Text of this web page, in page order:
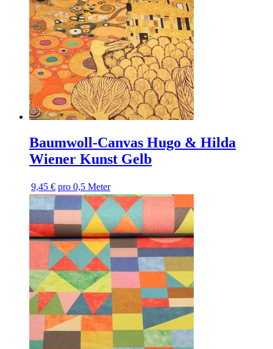
Baumwoll-Canvas Hugo & Hilda
Wiener Kunst Gelb
9,45 € pro 0,5 Meter